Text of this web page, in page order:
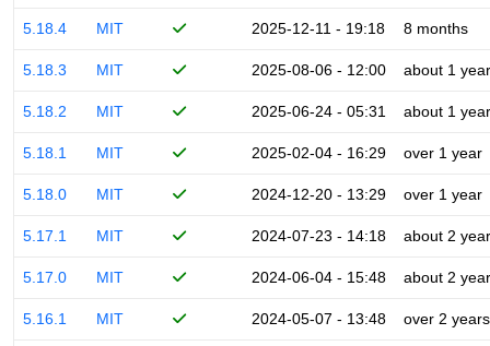
5.18.4 MIT 2025-12-11 - 19:18 8 months
5.18.3 MIT 2025-08-06 - 12:00 about 1 year
5.18.2 MIT 2025-06-24 - 05:31 about 1 year
5.18.1 MIT 2025-02-04 - 16:29 over 1 year
5.18.0 MIT 2024-12-20 - 13:29 over 1 year
5.17.1 MIT 2024-07-23 - 14:18 about 2
5.17.0 MIT 2024-06-04 - 15:48 about 2
5.16.1 MIT 2024-05-07 - 13:48 over 2 years